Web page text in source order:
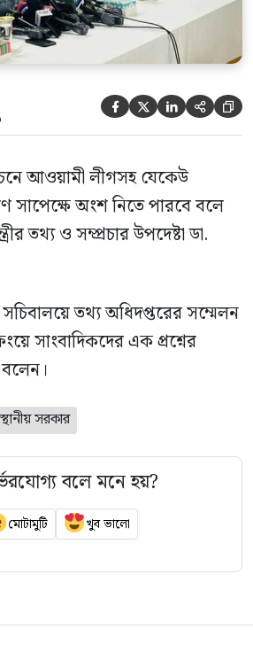
    
আওয়ামী লীগসহ যেকেউ
সাপেক্ষে অংশ নিতে পারবে বলে
তথ্য ও সম্প্রচার উপদেষ্টা ডা.
তথ্য অধিদপ্তরের সম্মেলন
সাংবাদিকদের এক প্রশ্নের
স্থানীয় সরকার
বলে মনে হয়?
মোটামুটি খুব ভালো